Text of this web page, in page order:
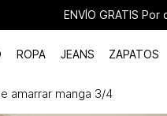
ENVÍO GRATIS
ROPA JEANS ZAPATOS
amarrar manga 3/4